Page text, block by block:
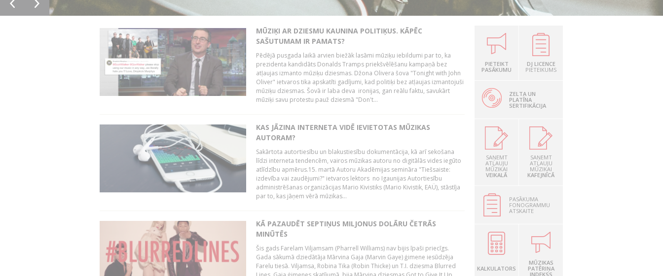
MŪZIĶI AR DZIESMU KAUNINA POLITIĶUS. KĀPĒC
SAŠUTUMAM IR PAMATS?
Pēdējā pusgada laikā arvien biežāk lasāmi mūziķu iebildumi par to, ka
prezidenta kandidāts Donalds Tramps priekšvēlēšanu kampaņā bez
atļaujas izmanto mūziķu dziesmas. Džona Olivera šova "Tonight with John
Oliver" ietvaros tika apskatīti gadījumi, kad politiķi bez atļaujas izmantojuši
mūziķu dziesmas. Šovā ir laba deva ironijas, gan reālu faktu, savukārt
mūziķi savu protestu pauž dziesmā "Don't...
KAS JĀZINA INTERNETA VIDĒ IEVIETOTAS MŪZIKAS
AUTORAM?
Sakārtota autortiesību un blakustiesību dokumentācija, kā arī sekošana
līdzi interneta tendencēm, vairos mūzikas autoru no digitālās vides iegūto
atlīdzību apmērus.15. martā Autoru Akadēmijas semināra "Tiešsaiste:
izdevība vai zaudējumi?" ietvaros lektors no Igaunijas Autortiesību
administrēšanas organizācijas Mario Kivistiks (Mario Kivistik, EAÜ), stāstīja
par to, kas jāņem vērā mūzikas...
KĀ PAZAUDĒT SEPTIŅUS MILJONUS DOLĀRU ČETRĀS
MINŪTĒS
Šis gads Farelam Viljamsam (Pharrell Williams) nav bijis īpaši priecīgs.
Gada sākumā dziedātāja Mārvina Gaja (Marvin Gaye) ģimene iesūdzēja
Farelu tiesā. Viljamsa, Robina Tika (Robin Thicke) un T.I. dziesma Blurred
PIETEIKT
PASĀKUMU
DJ LICENCE
PIETEIKUMS
ZELTA UN
PLATĪNA
SERTIFIKĀCIJA
SAŅEMT
ATĻAUJU
MŪZIKAI
VEIKALĀ
SAŅEMT
ATĻAUJU
MŪZIKAI
KAFEJNĪCĀ
PASĀKUMA
FONOGRAMMU
ATSKAITE
KALKULATORS
MŪZIKAS
PATĒRIŅA
INDEKSS